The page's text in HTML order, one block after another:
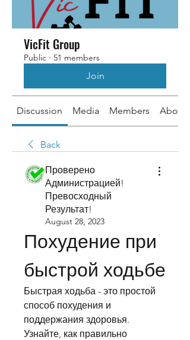
VicFit Group
Public · 51 members
Join
Discussion Media Members About
Back
Проверено
Администрацией!
Превосходный
Результат!
August 28, 2023
Похудение при
быстрой ходьбе
Быстрая ходьба - это простой
способ похудения и
поддержания здоровья.
Узнайте, как правильно